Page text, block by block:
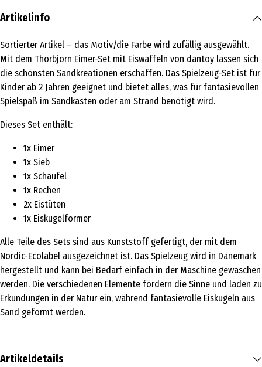
Artikelinfo
Sortierter Artikel – das Motiv/die Farbe wird zufällig ausgewählt.
Mit dem Thorbjorn Eimer-Set mit Eiswaffeln von dantoy lassen sich
die schönsten Sandkreationen erschaffen. Das Spielzeug-Set ist für
Kinder ab 2 Jahren geeignet und bietet alles, was für fantasievollen
Spielspaß im Sandkasten oder am Strand benötigt wird.
Dieses Set enthält:
1x Eimer
1x Sieb
1x Schaufel
1x Rechen
2x Eistüten
1x Eiskugelformer
Alle Teile des Sets sind aus Kunststoff gefertigt, der mit dem
Nordic-Ecolabel ausgezeichnet ist. Das Spielzeug wird in Dänemark
hergestellt und kann bei Bedarf einfach in der Maschine gewaschen
werden. Die verschiedenen Elemente fördern die Sinne und laden zu
Erkundungen in der Natur ein, während fantasievolle Eiskugeln aus
Sand geformt werden.
Artikeldetails